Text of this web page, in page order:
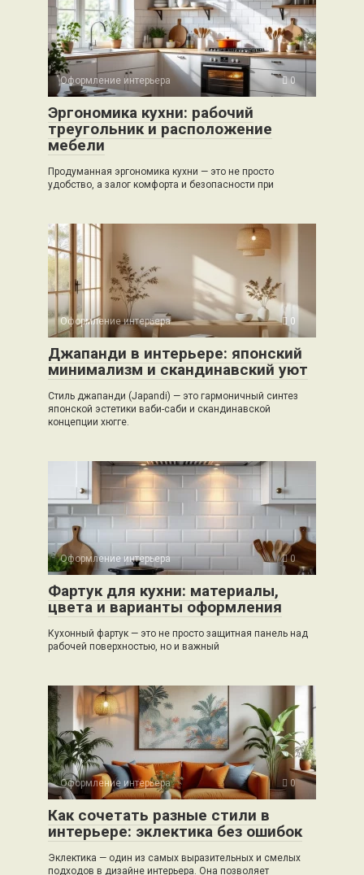
Оформление интерьера 0
Эргономика кухни: рабочий
треугольник и расположение
мебели
Продуманная эргономика кухни — это не просто
удобство, а залог комфорта и безопасности при
Оформление интерьера 0
Джапанди в интерьере: японский
минимализм и скандинавский уют
Стиль джапанди (Japandi) — это гармоничный синтез
японской эстетики ваби-саби и скандинавской
концепции хюгге.
Оформление интерьера 0
Фартук для кухни: материалы,
цвета и варианты оформления
Кухонный фартук — это не просто защитная панель над
рабочей поверхностью, но и важный
Оформление интерьера 0
Как сочетать разные стили в
интерьере: эклектика без ошибок
Эклектика — один из самых выразительных и смелых
подходов в дизайне интерьера. Она позволяет